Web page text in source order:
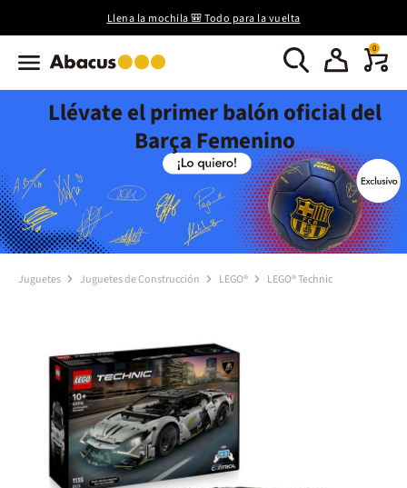
Llena la mochila 🎒 Todo para la vuelta
0
Llévate el primer balón oficial del
Barça Femenino
Juguetes Juguetes de Construcción LEGO® LEGO® Technic